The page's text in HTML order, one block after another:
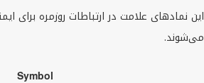
این نمادهای علامت در ارتباطات روزمره
می‌شوند.
Symbol